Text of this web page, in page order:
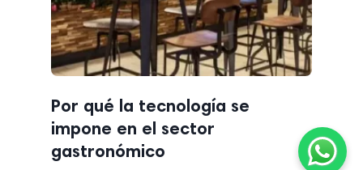
Por qué la tecnología se
impone en el sector
gastronómico